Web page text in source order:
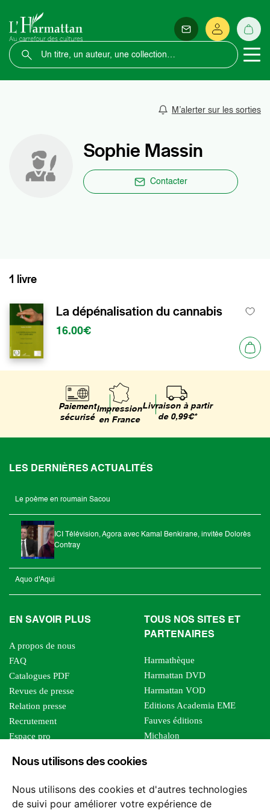
Nous utilisons des cookies
Nous utilisons des cookies et d'autres technologies
de suivi pour améliorer votre expérience de
M’alerter sur les sorties
Sophie Massin
Contacter
1 livre
La dépénalisation du cannabis
16.00€
Paiement
sécurisé
Impression
en France
Livraison à partir
de 0,99€*
LES DERNIÈRES ACTUALITÉS
Le poème en roumain Sacou
ICI Télévision, Agora avec Kamal Benkirane, invitée Dolorès
Contray
Aquo d'Aqui
EN SAVOIR PLUS
A propos de nous
FAQ
Catalogues PDF
Revues de presse
Relation presse
Recrutement
Espace pro
Foreign rights
TOUS NOS SITES ET
PARTENAIRES
Harmathèque
Harmattan DVD
Harmattan VOD
Editions Academia EME
Fauves éditions
Michalon
Editions Sutton
Les impliqués